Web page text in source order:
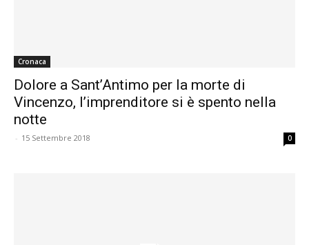
Cronaca
Dolore a Sant’Antimo per la morte di
Vincenzo, l’imprenditore si è spento nella
notte
- 15 Settembre 2018 0